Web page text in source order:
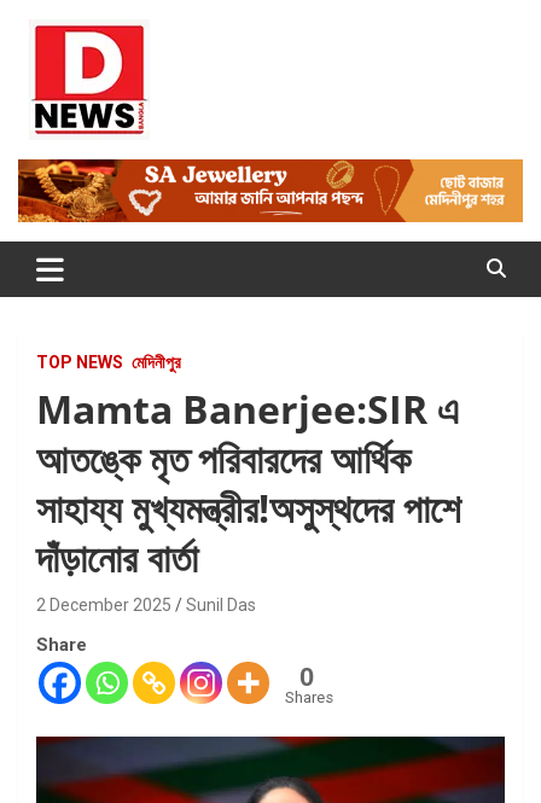
Dnews
#Medinipur24X7News
TOP NEWS মেদিনীপুর
Mamta Banerjee:SIR এ
আতঙ্কে মৃত পরিবারদের আর্থিক
সাহায্য মুখ্যমন্ত্রীর!অসুস্থদের পাশে
দাঁড়ানোর বার্তা
2 December 2025 Sunil Das
Share
0
Shares